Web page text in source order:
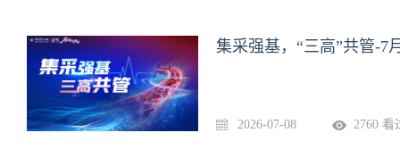
集采强基，“三高”共管-7
2026-07-08 2760 看